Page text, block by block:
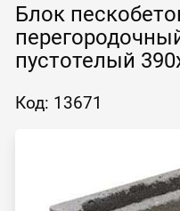
Блок
пустотелый
Код: 13671